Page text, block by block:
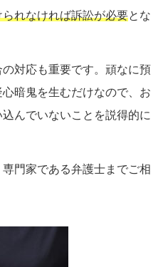
れなければ訴訟が必要とな
対応も重要です。頑なに預
暗鬼を生むだけなので、お
んでいないことを説得的に
門家である弁護士までご相